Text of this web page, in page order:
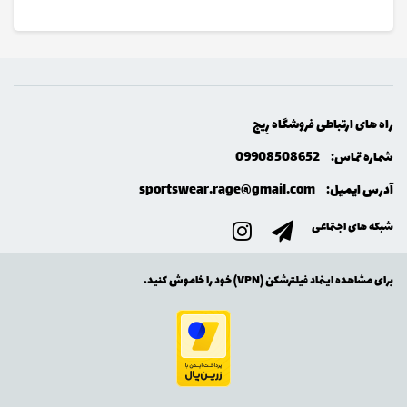
راه های ارتباطی فروشگاه رِيج
شماره تماس: 09908508652
آدرس ایمیل: sportswear.rage@gmail.com
شبکه های اجتماعی
برای مشاهده اینماد فیلترشکن (VPN) خود را خاموش کنید.